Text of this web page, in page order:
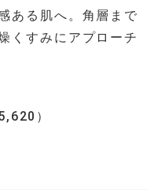
ある肌へ。角層まで
くすみにアプローチ
）